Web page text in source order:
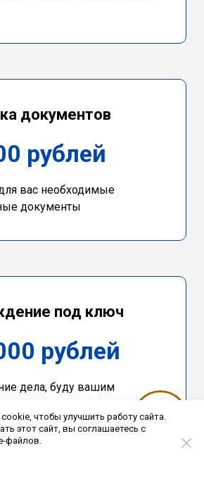
документов
рублей
вас необходимые
документы
под ключ
рублей
дела, буду вашим
чтобы улучшить работу сайта.
этот сайт, вы соглашаетесь с
файлов.